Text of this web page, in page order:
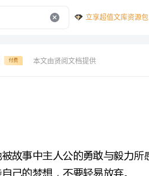
立享超值文库资源包
付费 本文由贤阅文档提供
故事主人公叫做郑楚彦，他小时候因为意外导致腿部不够灵活，从而需要使用轮椅来走路。然
而，他并没有因此而就此放弃，相反他通过学习能力极强的天分，坚持不懈努力学习，最终成